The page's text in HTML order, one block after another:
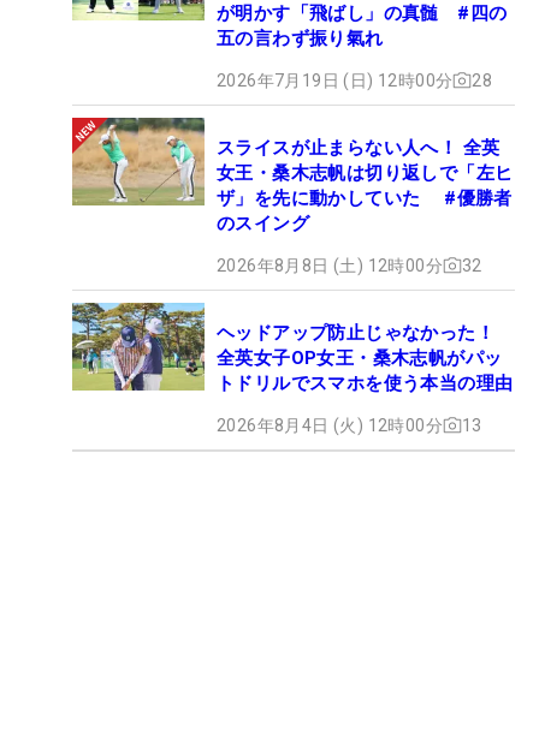
が明かす「飛ばし」の真髄 #四の
五の言わず振り氣れ
2026年7月19日 (日) 12時00分 28
スライスが止まらない人へ！ 全英
女王・桑木志帆は切り返しで「左ヒ
ザ」を先に動かしていた #優勝者
のスイング
2026年8月8日 (土) 12時00分 32
ヘッドアップ防止じゃなかった！
全英女子OP女王・桑木志帆がパッ
トドリルでスマホを使う本当の理由
2026年8月4日 (火) 12時00分 13